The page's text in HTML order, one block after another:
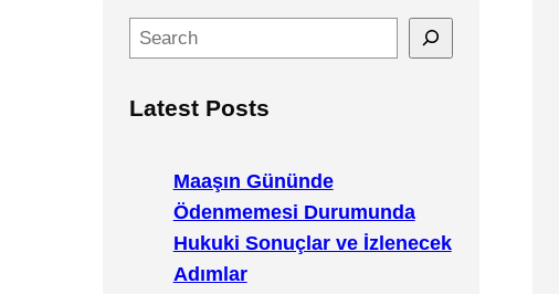
e
rLatest Posts
Maaşın Gününde
Ödenmemesi Durumunda
Hukuki Sonuçlar ve İzlenecek
Adımlar